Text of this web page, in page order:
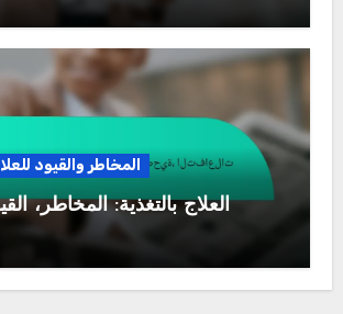
المخاطر والقيود
العلاج بالتغذية: المخاطر،